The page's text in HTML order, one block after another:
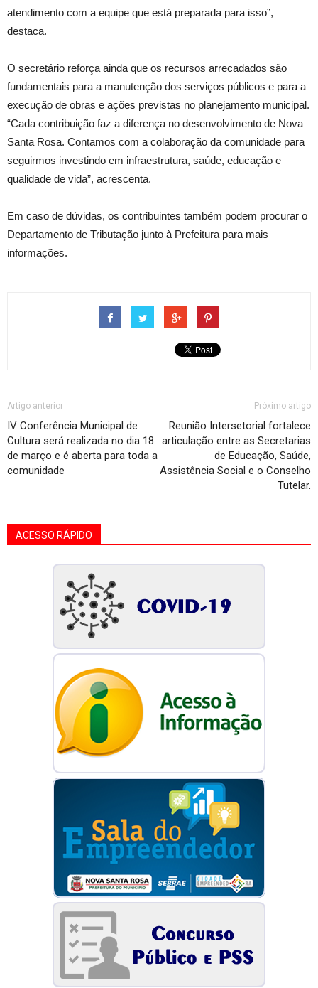
atendimento com a equipe que está preparada para isso”,
destaca.
O secretário reforça ainda que os recursos arrecadados são
fundamentais para a manutenção dos serviços públicos e para a
execução de obras e ações previstas no planejamento municipal.
“Cada contribuição faz a diferença no desenvolvimento de Nova
Santa Rosa. Contamos com a colaboração da comunidade para
seguirmos investindo em infraestrutura, saúde, educação e
qualidade de vida”, acrescenta.
Em caso de dúvidas, os contribuintes também podem procurar o
Departamento de Tributação junto à Prefeitura para mais
informações.
Artigo anterior
IV Conferência Municipal de
Cultura será realizada no dia 18
de março e é aberta para toda a
comunidade
Próximo artigo
Reunião Intersetorial fortalece
articulação entre as Secretarias
de Educação, Saúde,
Assistência Social e o Conselho
Tutelar.
ACESSO RÁPIDO